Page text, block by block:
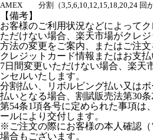
AMEX
分割（3,5,6,10,12,15,18,20,24 回
【備考】
お客様のご利用状況などによって
ただけない場合、楽天市場がクレ
方法の変更をご案内、またはご注文
クレジットカード情報またはお支
7日間変更いただけない場合、楽天
ンセルいたします。
分割払い、リボルビング払い又は
払いとなる場合、割賦販売法第30
第54条1項各号に定められた事項は
ールにより交付します。
※ご注文の際にお客様の本人確認
場合もございます。